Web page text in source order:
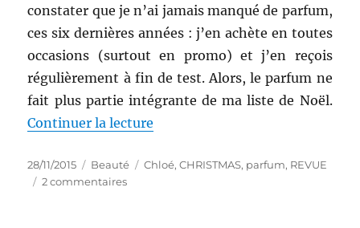
constater que je n’ai jamais manqué de parfum,
ces six dernières années : j’en achète en toutes
occasions (surtout en promo) et j’en reçois
régulièrement à fin de test. Alors, le parfum ne
fait plus partie intégrante de ma liste de Noël.
Continuer la lecture
Publié
le
28/11/2015 Catégories
Beauté Étiquettes
Chloé,CHRISTMAS, parfum, REVUE
2 commentairessur